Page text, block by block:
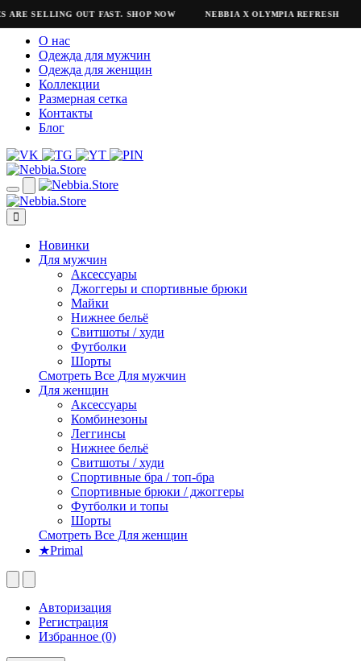
SELLING OUT FAST. SHOP NOW NEBBIA X OLYMPIA REFRESH
О нас
Одежда для мужчин
Одежда для женщин
Коллекции
Размерная сетка
Контакты
Блог
Новинки
Для мужчин
Аксессуары
Джоггеры и спортивные брюки
Майки
Нижнее бельё
Свитшоты / худи
Футболки
Шорты
Смотреть Все Для мужчин
Для женщин
Аксессуары
Комбинезоны
Леггинсы
Нижнее бельё
Свитшоты / худи
Спортивные бра / топ-бра
Спортивные брюки / джоггеры
Футболки и топы
Шорты
Смотреть Все Для женщин
★Primal
Авторизация
Регистрация
Избранное (0)